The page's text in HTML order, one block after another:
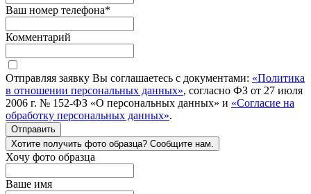
Ваш номер телефона*
Комментарий
Отправляя заявку Вы соглашаетесь с документами: «Политика
в отношении персональных данных», согласно ФЗ от 27 июля
2006 г. № 152-ФЗ «О персональных данных» и «Согласие на
обработку персональных данных».
Отправить
Хотите получить фото образца? Сообщите нам.
Хочу фото образца
Ваше имя